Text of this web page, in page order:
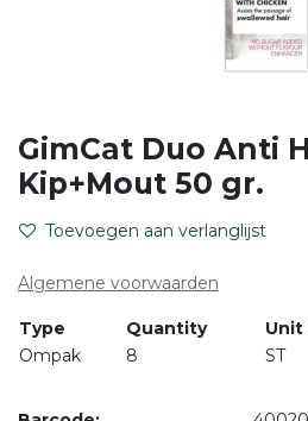
GimCat Duo Anti
Kip+Mout 50 gr.
Toevoegen aan verlanglijst
Algemene voorwaarden
Type Quantity
Unit
Ompak
8 ST